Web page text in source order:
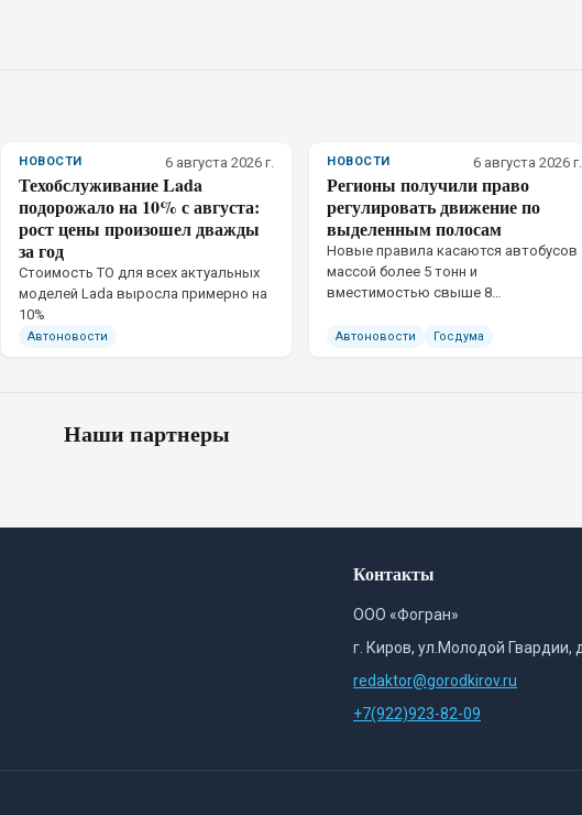
НОВОСТИ 6 августа 2026 г.
Техобслуживание Lada
подорожало на 10% с августа:
рост цены произошел дважды
за год
Стоимость ТО для всех актуальных
моделей Lada выросла примерно на
10%
Автоновости
НОВОСТИ 6 августа 2026 г.
Регионы получили право
регулировать движение по
выделенным полосам
Новые правила касаются автобусов
массой более 5 тонн и
вместимостью свыше 8
Автоновости Госдума
Наши партнеры
Контакты
ООО «Фогран»
г. Киров, ул.Молодой Гвардии,
redaktor@gorodkirov.ru
+7(922)923-82-09